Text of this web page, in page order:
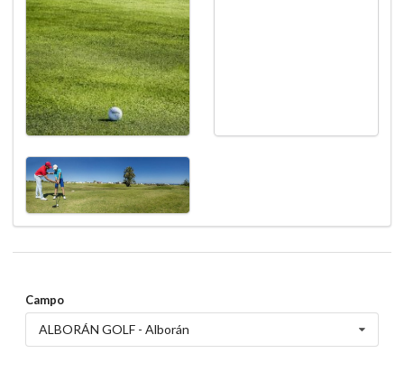
Campo
ALBORÁN GOLF - Alborán